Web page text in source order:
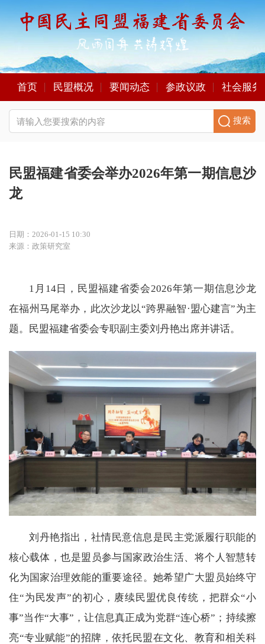
首页 民盟概况 要闻动态 参政议政 社会服务
搜索
民盟福建省委会举办2026年第一期信息沙
龙
日期：2026-01-15 10:30
来源：政策研究室
1月14日，民盟福建省委会2026年第一期信息沙龙
在福州马尾举办，此次沙龙以“跨界融智·盟心建言”为主
题。民盟福建省委会专职副主委刘丹艳出席并讲话。
刘丹艳指出，社情民意信息是民主党派履行职能的
核心载体，也是盟员参与国家政治生活、将个人智慧转
化为国家治理效能的重要途径。她希望广大盟员始终守
住“为民发声”的初心，赓续民盟优良传统，把群众“小
事”当作“大事”，让信息真正成为党群“连心桥”；持续擦
亮“专业赋能”的招牌，依托民盟在文化、教育和相关科